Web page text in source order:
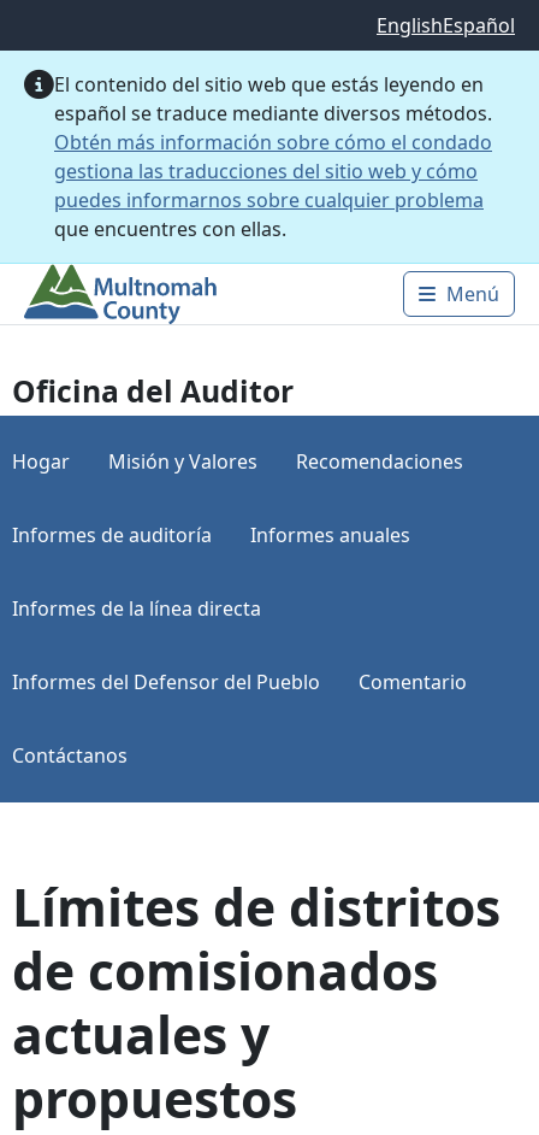
EnglishEspañol
El contenido del sitio web que estás leyendo en
español se traduce mediante diversos métodos.
Obtén más información sobre cómo el condado
gestiona las traducciones del sitio web y cómo
puedes informarnos sobre cualquier problema
que encuentres con ellas.
Main
Menú
Oficina del Auditor
Hogar Misión y Valores Recomendaciones
Informes de auditoría Informes anuales
Informes de la línea directa
Informes del Defensor del Pueblo Comentario
Contáctanos
Límites de distritos
de comisionados
actuales y
propuestos